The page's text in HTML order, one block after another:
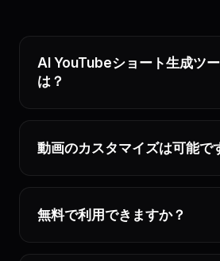
AI YouTubeショート生成ツ
は？
動画のカスタマイズは可能で
無料で利用できますか？